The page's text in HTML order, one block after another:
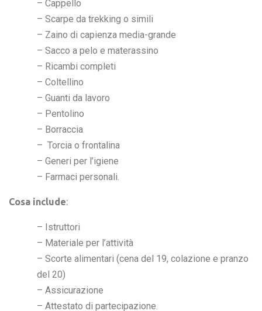
– Cappello
– Scarpe da trekking o simili
– Zaino di capienza media-grande
– Sacco a pelo e materassino
– Ricambi completi
– Coltellino
– Guanti da lavoro
– Pentolino
– Borraccia
– Torcia o frontalina
– Generi per l’igiene
– Farmaci personali.
Cosa include:
– Istruttori
– Materiale per l’attività
– Scorte alimentari (cena del 19, colazione e pranzo
del 20)
– Assicurazione
– Attestato di partecipazione.